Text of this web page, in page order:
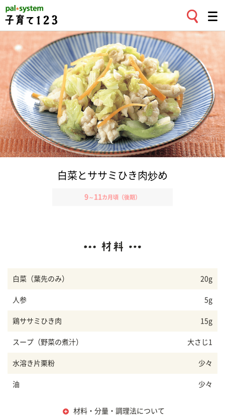
白菜とササミひき肉炒め
9～ 11 カ月頃（後期）
白菜（葉先のみ） 20g
人参 5g
鶏ササミひき肉 15g
スープ（野菜の煮汁） 大さじ1
水溶き片栗粉 少々
油 少々
材料・分量・調理法について